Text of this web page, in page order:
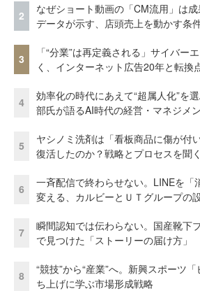
2
なぜショート動画の「CM流用」は
データが示す、店頭売上を動かす条
3
「“分業”は再定義される」サイバー
く、インターネット広告20年と転換
4
効率化の時代にあえて“超属人化”を
部氏が語るAI時代の経営・マネジメ
5
ヤシノミ洗剤は「看板商品に傷が付
復活したのか？戦略とプロセスを聞く
6
一斉配信で終わらせない。LINEを「
変える、カルビーとＵＴグループの
7
瞬間認知では伝わらない。国産靴下
で見つけた「ストーリーの届け方」
8
“競技”から“産業”へ。新興スポーツ
ち上げに学ぶ市場形成戦略